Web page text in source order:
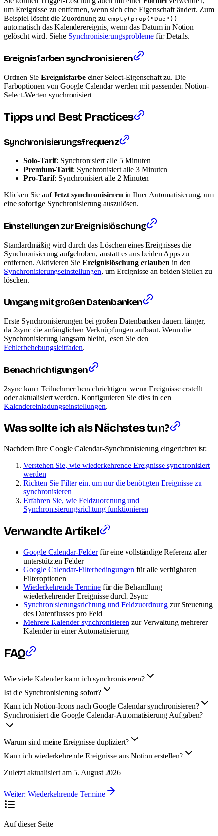
um Ereignisse zu entfernen, wenn sich eine Eigenschaft ändert. Zum
Beispiel löscht die Zuordnung zu empty(prop("Due"))
automatisch das Kalenderereignis, wenn das Datum in Notion
gelöscht wird. Siehe Synchronisierungsprobleme für Details.
Ereignisfarben synchronisieren
Ordnen Sie Ereignisfarbe einer Select-Eigenschaft zu. Die
Farboptionen von Google Calendar werden mit passenden Notion-
Select-Werten synchronisiert.
Tipps und Best Practices
Synchronisierungsfrequenz
Solo-Tarif: Synchronisiert alle 5 Minuten
Premium-Tarif: Synchronisiert alle 3 Minuten
Pro-Tarif: Synchronisiert alle 2 Minuten
Klicken Sie aufJetzt synchronisieren in Ihrer Automatisierung, um
eine sofortige Synchronisierung auszulösen.
Einstellungen zur Ereignislöschung
Standardmäßig wird durch das Löschen eines Ereignisses die
Synchronisierung aufgehoben, anstatt es aus beiden Apps zu
entfernen. Aktivieren Sie Ereignislöschung erlauben in den
Synchronisierungseinstellungen, um Ereignisse an beiden Stellen zu
löschen.
Umgang mit großen Datenbanken
Erste Synchronisierungen bei großen Datenbanken dauern länger,
da 2sync die anfänglichen Verknüpfungen aufbaut. Wenn die
Synchronisierung langsam bleibt, lesen Sie den
Fehlerbehebungsleitfaden.
Benachrichtigungen
2sync kann Teilnehmer benachrichtigen, wenn Ereignisse erstellt
oder aktualisiert werden. Konfigurieren Sie dies in den
Kalendereinladungseinstellungen.
Was sollte ich als Nächstes tun?
Nachdem Ihre Google Calendar-Synchronisierung eingerichtet ist:
Verstehen Sie, wie wiederkehrende Ereignisse synchronisiert
werden
Richten Sie Filter ein, um nur die benötigten Ereignisse zu
synchronisieren
Erfahren Sie, wie Feldzuordnung und
Synchronisierungsrichtung funktionieren
Verwandte Artikel
Google Calendar-Felderfür eine vollständige Referenz aller
unterstützten Felder
Google Calendar-Filterbedingungen für alle verfügbaren
Filteroptionen
Wiederkehrende Termine für die Behandlung
wiederkehrender Ereignisse durch 2sync
Synchronisierungsrichtung und Feldzuordnung zur Steuerung
des Datenflusses pro Feld
Mehrere Kalender synchronisieren zur Verwaltung mehrerer
Kalender in einer Automatisierung
FAQ
Wie viele Kalender kann ich synchronisieren?
Ist die Synchronisierung sofort?
Kann ich Notion-Icons nach Google Calendar synchronisieren?
Synchronisiert die Google Calendar-Automatisierung Aufgaben?
Warum sind meine Ereignisse dupliziert?
Kann ich wiederkehrende Ereignisse aus Notion erstellen?
Zuletzt aktualisiert am 5. August 2026
Weiter: Wiederkehrende Termine
Auf dieser Seite